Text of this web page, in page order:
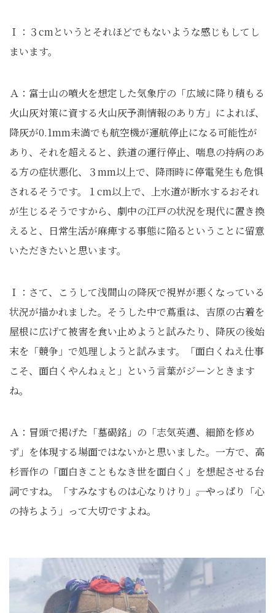
Ｉ：３cmというとそれほどでもないような感じもしてし
まいます。
Ａ：富士山の噴火を想定した気象庁の「広域に降り積もる
火山灰対策に資する火山灰予測情報のあり方」によれば、
降灰が0.1mm未満でも航空機が運航停止になる可能性が
あり、それを超えると、鉄道の運行停止、喘息の持病のあ
る方の症状悪化、３mm以上で、降雨時に停電発生も危惧
されるそうです。１cm以上で、上水道が断水するおそれ
が生じるそうですから、劇中の江戸の状況を現代に置き換
えると、日常生活が麻痺する事態に陥るということに留意
いただきたいと思います。
Ｉ：さて、こうして浅間山の降灰で視界が悪くなっている
状況が描かれました。そうした中で蔦重は、吉原の古着を
屋根に広げて被害を食い止めようと試みたり、降灰の後始
末を「競争」で処理しようと試みます。「面白くねえ仕事
こそ、面白くやんねぇと」という言葉がジーンときます
ね。
Ａ：冒頭で掲げた「墓碣銘」の「志気英邁、細節を修め
ず」を体現する場面ではないかと思いました。一方で、高
杉晋作の「面白きこともなき世を面白く」を想起させる台
詞ですね。「すみなすものは心なりけり」――。やっぱり「心
の持ちよう」って大切ですよね。